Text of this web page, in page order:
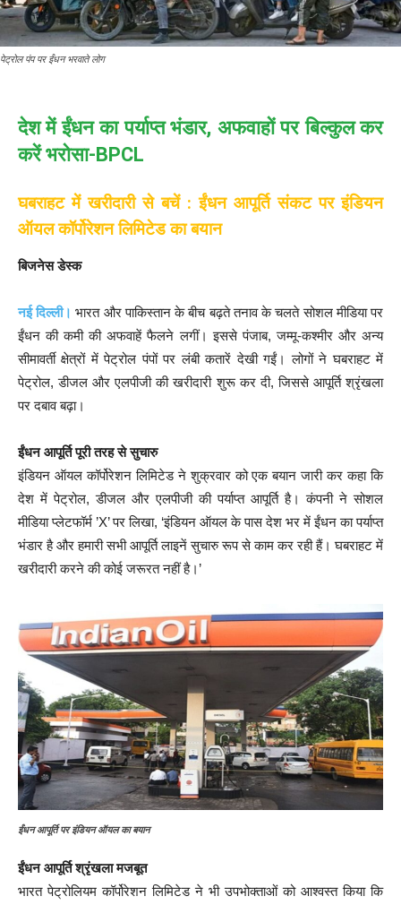
पेट्रोल पंप पर ईंधन भरवाते लोग
देश में ईंधन का पर्याप्त भंडार, अफवाहों पर बिल्कुल कर
करें भरोसा-BPCL
घबराहट में खरीदारी से बचें : ईंधन आपूर्ति संकट पर इंडियन
ऑयल कॉर्पोरेशन लिमिटेड का बयान
बिजनेस डेस्क
नई दिल्ली। भारत और पाकिस्तान के बीच बढ़ते तनाव के चलते सोशल मीडिया पर
ईंधन की कमी की अफवाहें फैलने लगीं। इससे पंजाब, जम्मू-कश्मीर और अन्य
सीमावर्ती क्षेत्रों में पेट्रोल पंपों पर लंबी कतारें देखी गईं। लोगों ने घबराहट में
पेट्रोल, डीजल और एलपीजी की खरीदारी शुरू कर दी, जिससे आपूर्ति श्रृंखला
पर दबाव बढ़ा।
ईंधन आपूर्ति पूरी तरह से सुचारु
इंडियन ऑयल कॉर्पोरेशन लिमिटेड ने शुक्रवार को एक बयान जारी कर कहा कि
देश में पेट्रोल, डीजल और एलपीजी की पर्याप्त आपूर्ति है। कंपनी ने सोशल
मीडिया प्लेटफॉर्म ’X’ पर लिखा, ‘इंडियन ऑयल के पास देश भर में ईंधन का पर्याप्त
भंडार है और हमारी सभी आपूर्ति लाइनें सुचारु रूप से काम कर रही हैं। घबराहट में
खरीदारी करने की कोई जरूरत नहीं है।’
ईंधन आपूर्ति पर इंडियन ऑयल का बयान
ईंधन आपूर्ति श्रृंखला मजबूत
भारत पेट्रोलियम कॉर्पोरेशन लिमिटेड ने भी उपभोक्ताओं को आश्वस्त किया कि